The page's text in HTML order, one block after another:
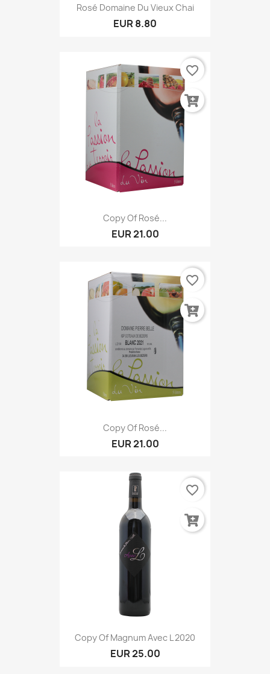
Rosé Domaine Du Vieux Chai
EUR 8.80
Copy Of Rosé...
EUR 21.00
favorite_border
Copy Of Rosé...
EUR 21.00
favorite_border
Copy Of Magnum Avec L 2020
EUR 25.00
favorite_border